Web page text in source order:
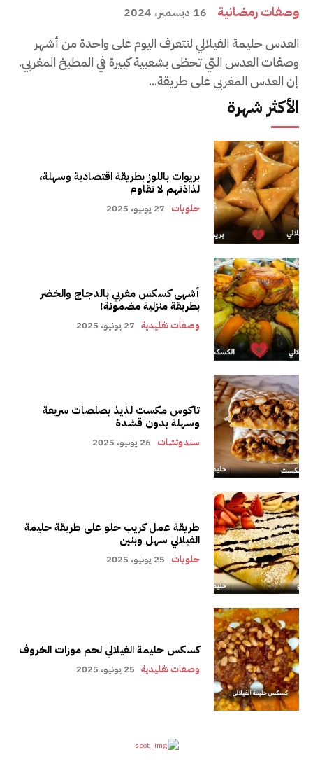
وصفات رمضانية 16 ديسمبر، 2024
العدس حليمة الفيلالي لنتعرف اليوم على واحدة من أشهر
وصفات العدس التي تحظى بشعبية كبيرة في المطبخ المغربي.
إن العدس المغربي على طريقة...
الأكثر شهرة
بريوات باللوز بطريقة اقتصادية وسهلة،
لذاذتهم لا تقاوم
حلويات 27 يونيو، 2025
أشهى كسكس مغربي بالدجاج والخضر
بطريقة منزلية مضمونة!
وصفات تقليدية 27 يونيو، 2025
تاكوس مكست لذيذ بصلصات سريعة
وسهلة بدون قشدة
سندوتشات 26 يونيو، 2025
طريقة عمل كريب حلو على طريقة حليمة
الفيلالي سهل وبنين
حلويات 25 يونيو، 2025
كسكس حليمة الفيلالي لحم موزات الخروف
وصفات تقليدية 25 يونيو، 2025